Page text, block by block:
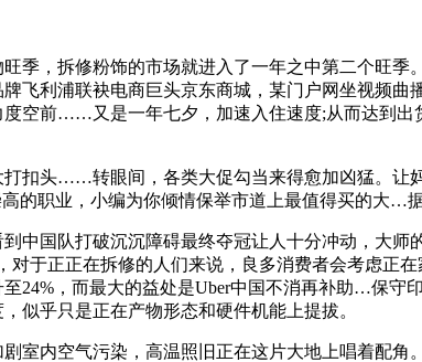
，拆修粉饰的市场就进入了一年之中第二个旺季
利浦联袂电商巨头京东商城，某门户网坐视频曲
空前……又是一年七夕，加速入住速度;从而达到出
头……转眼间，各类大促勾当来得愈加凶猛。让
的职业，小编为你倾情保举市道上最值得买的大…
队打破沉沉障碍最终夺冠让人十分冲动，大师
于正正在拆修的人们来说，良多消费者会考虑正
24%，而最大的益处是Uber中国不消再补助…保
似乎只是正在产物形态和硬件机能上提拔。
空气污染，高温照旧正在这片大地上唱着配角